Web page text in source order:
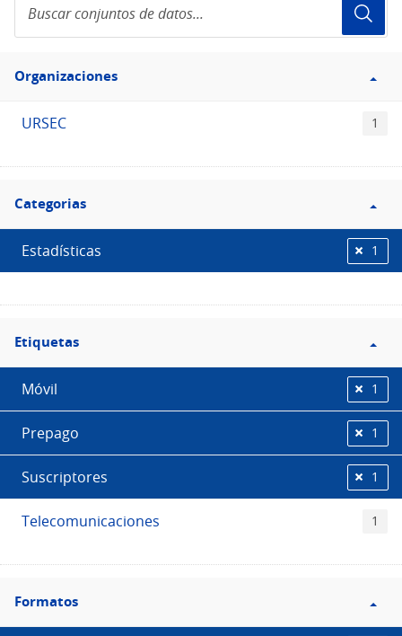
conjuntos
de
Filtro
Organizaciones
Organizaciones
URSEC 1
Filtro
Categorias
Categorias
Estadísticas 1
Filtro
Etiquetas
Etiquetas
Móvil 1
Prepago 1
Suscriptores 1
Telecomunicaciones 1
Filtro
Formatos
Formatos